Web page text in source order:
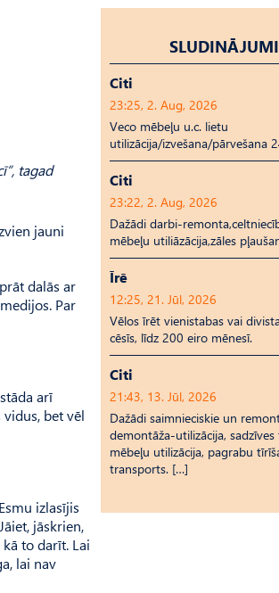
tagad
jauni
dalās ar
Par
arī
bet vēl
izlasījis
jāskrien,
to darīt. Lai
lai nav
SLUDINĀJUMI
Citi
23:25, 2. Aug, 2026
Veco mēbeļu u.c. lietu
utilizācija/izvešana/pārvešana
Citi
23:22, 2. Aug, 2026
Dažādi darbi-
mēbeļu utiliāzācija,zāles
Īrē
12:25, 21. Jūl, 2026
Vēlos īrēt vienistabas vai
cēsīs, līdz 200 eiro mēnesī.
Citi
21:43, 13. Jūl, 2026
Dažādi saimnieciskie un
demontāža-utilizācija, sadzīves
mēbeļu utilizācija, pagrabu
transports. […]